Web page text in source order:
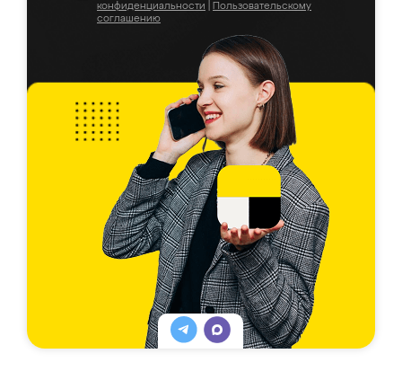
конфиденциальности
Пользовательскому
соглашению